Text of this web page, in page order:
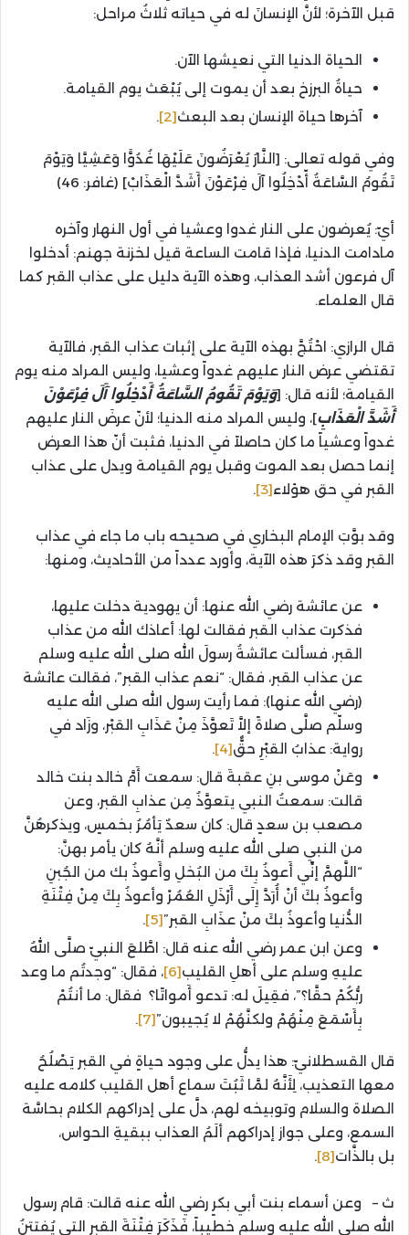
قبل الآخرة؛ لأنَّ الإنسانَ له في حياته ثلاثُ مراحل:
الحياة الدنيا التي نعيشها الآن.
حياةُ البرزخ بعد أن يموت إلى يُبْعَث يوم القيامة.
آخرها حياة الإنسان بعد البعث[2]
.
وفي قوله تعالى: [النَّارُ يُعْرَضُونَ عَلَيْهَا غُدُوًّا وَعَشِيَّا وَيَوْمَ
تَقُومُ السَّاعَةُ أّدْخِلُوا آلَ فِرْعَوْنَ أَشَدَّ الْعَذَابْ] (غافر: 46)
أيّ: يُعرضون على النار غدوا وعشيا في أول النهار وآخره
مادامت الدنيا، فإذا قامت الساعة قيل لخزنة جهنم: أدخلوا
آل فرعون أشد العذاب، وهذه الآية دليل على عذاب القبر كما
قال العلماء.
قال الرازي: احْتُجَّ بهذه الآية على إثبات عذاب القبر، فالآية
تقتضي عرض النار عليهم غدواً وعشيا، وليس المراد منه يوم
القيامة؛ لأنه قال: [وَيَوْمَ تَقُومُ السَّاعَةُ أَدْخِلُوا آَلَ فِرْعَوْنَ
أَشَدَّ الْعَذَابِ]، وليس المراد منه الدنيا؛ لأنّ عرضَ النار عليهم
غدواً وعشياً ما كان حاصلاً في الدنيا، فثبت أنّ هذا العرض
إنما حصل بعد الموت وقبل يوم القيامة ويدل على عذاب
القبر في حق هؤلاء[3]
.
وقد بوَّبَ الإمام البخاري في صحيحه باب ما جاء في عذاب
القبر وقد ذكرَ هذه الآية، وأورد عدداً من الأحاديث، ومنها:
عن عائشة رضي الله عنها: أن يهودية دخلت عليها،
فذكرت عذاب القبر فقالت لها: أعاذك الله من عذاب
القبر، فسألت عائشةُ رسولَ الله صلى الله عليه وسلم
عن عذاب القبر، فقال: “نعم عذاب القبر”، فقالت عائشة
(رضي الله عنها): فما رأيت رسول الله صلى الله عليه
وسلّم صلَّى صلاةً إلاَّ تَعوَّذَ مِنْ عَذَابِ القبْر، وزَاد في
رواية: عذابُ القبْرِ حقٌّ[4]
.
وعَنْ موسى بنِ عقبةَ قال: سمعت أَمَّ خالد بنت خالد
قالت: سمعتُ النبي يتعوَّذُ مِن عذابِ القبر، وعن
مصعب بن سعدٍ قال: كان سعدٌ يَأمُرُ بخمسٍ، ويذكرهُنَّ
من النبي صلى الله عليه وسلم أنَّهُ كان يأمر بهنَّ:
“اللَّهمَّ إنِّي أَعوذُ بِكَ من البُخلِ وأَعوذُ بك من الجُبنِ
وأعوذُ بكَ أنْ أُرَدَّ إِلَى أَرْذَلِ العُمُرْ وأعوذُ بِكَ مِنْ فِتْنَةِ
الدُّنيا وأعوذُ بكَ منْ عذَابِ القبر”[5]
.
وعن ابن عمر رضي الله عنه قال: اطَّلعَ النبيّ صلَّى اللهُ
عليهِ وسلم على أهلِ القليب[6]
، فقال: “وجدتُم ما وعد
ربُّكُمْ حقَّا؟”، فقِيلَ له: تدعو أَمواتًا؟ فقال: ما أنتُمْ
بِأَسْمَعَ مِنْهُمْ ولكنَّهُمْ لا يُجيبون”[7]
.
قال القسطلانيّ: هذا يدلُّ على وجود حياةٍ في القبر يَصْلُحُ
معها التعذيب، لِأَنَّهُ لمَّا ثَبُتَ سماع أهل القليب كلامه عليه
الصلاة والسلام وتوبيخه لهم، دلَّ على إدراكهم الكلام بحاسَّة
السمع، وعلى جواز إدراكهم ألَمُ العذاب ببقيةِ الحواس،
بل بالذَّات[8]
.
ث – وعن أسماء بنت أبي بكرٍ رضي الله عنه قالت: قام رسول
الله صلى الله عليه وسلم خطيباً، فَذَكَرَ فِتْنَةَ القبر التي يُفتتنُ